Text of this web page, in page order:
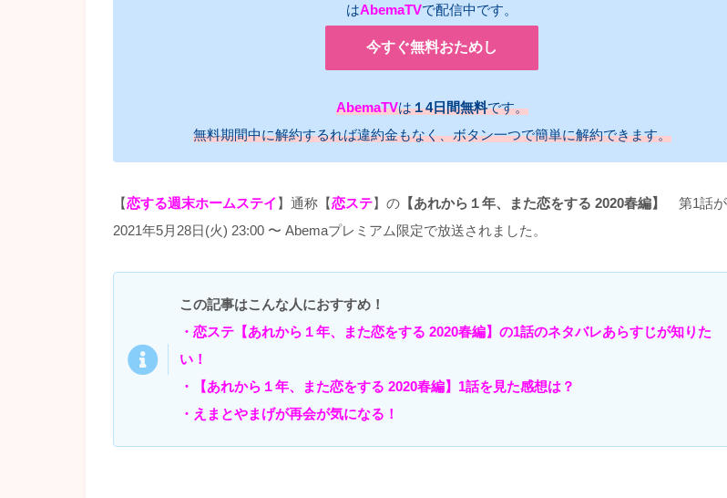
はAbemaTVで配信中です。
今すぐ無料おためし
AbemaTVは１4日間無料です。
無料期間中に解約するれば違約金もなく、ボタン一つで簡単に解約できます。
【恋する週末ホームステイ 】通称【恋ステ】の 【あれから１年、また恋をする 2020春編】
第1話が
2021年5月28日(火) 23:00 〜 Abemaプレミアム限定で放送されました。
この記事はこんな人におすすめ！
・恋ステ【あれから１年、また恋をする 2020春編】の1話のネタバレあらすじが知りた
い！
・【あれから１年、また恋をする 2020春編】1話を見た感想は？
・えまとやまげが再会が気になる！